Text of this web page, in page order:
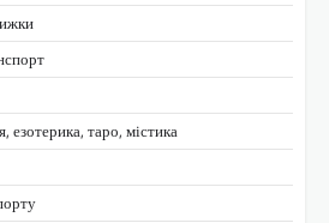
езотерика, таро, містика